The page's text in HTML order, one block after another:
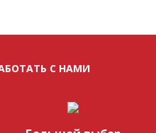
С НАМИ